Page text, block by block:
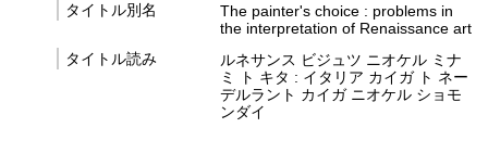
タイトル別名
The painter's choice : problems in
the interpretation of Renaissance art
タイトル読み
ルネサンス ビジュツ ニオケル ミナ
ミ ト キタ : イタリア カイガ ト ネー
デルラント カイガ ニオケル ショモ
ンダイ